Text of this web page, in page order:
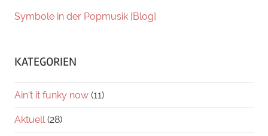
Symbole in der Popmusik [Blog]
KATEGORIEN
Ain't it funky now (11)
Aktuell(28)